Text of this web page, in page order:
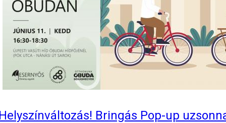
Bringás Pop-up